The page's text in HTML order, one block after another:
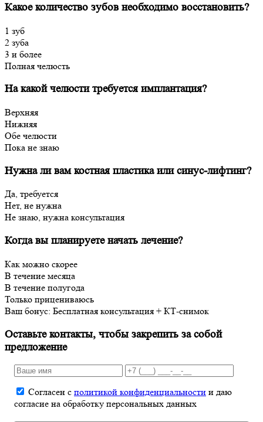
Какое количество зубов необходимо восстановить?
1 зуб
2 зуба
3 и более
Полная челюсть
На какой челюсти требуется имплантация?
Верхняя
Нижняя
Обе челюсти
Пока не знаю
Нужна ли вам костная пластика или синус-лифтинг?
Да, требуется
Нет, не нужна
Не знаю, нужна консультация
Когда вы планируете начать лечение?
Как можно скорее
В течение месяца
В течение полугода
Только прицениваюсь
Ваш бонус: Бесплатная консультация + КТ-снимок
Оставьте контакты, чтобы закрепить за собой
предложение
Согласен с политикой конфиденциальности и даю
согласие на обработку персональных данных